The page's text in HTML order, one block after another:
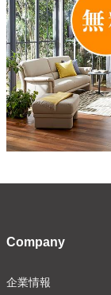
Company
企業情報